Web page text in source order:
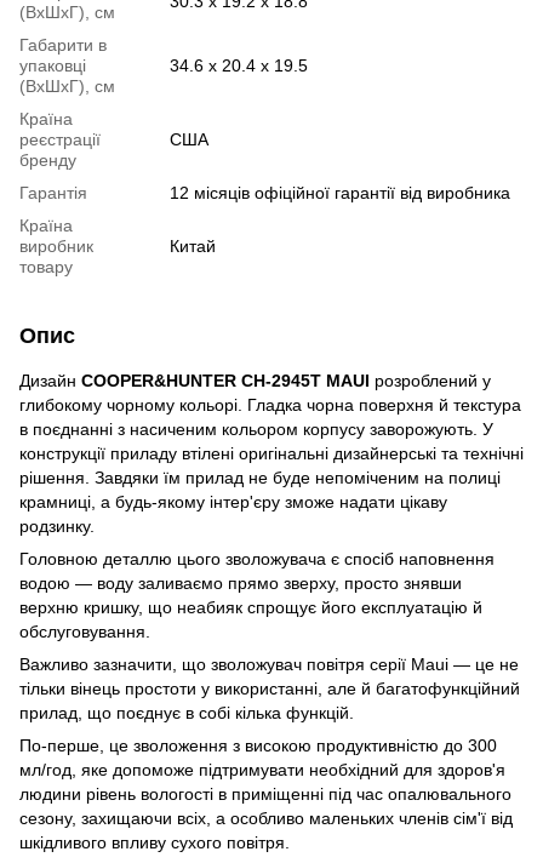
(ВхШхГ), см
Габарити в
упаковці
(ВхШхГ), см
34.6 х 20.4 х 19.5
Країна
реєстрації
бренду
США
Гарантія
12 місяців офіційної гарантії від виробника
Країна
виробник
товару
Китай
Опис
Дизайн COOPER&HUNTER CH-2945T MAUI розроблений у
глибокому чорному кольорі. Гладка чорна поверхня й текстура
в поєднанні з насиченим кольором корпусу заворожують. У
конструкції приладу втілені оригінальні дизайнерські та технічні
рішення. Завдяки їм прилад не буде непоміченим на полиці
крамниці, а будь-якому інтер'єру зможе надати цікаву
родзинку.
Головною деталлю цього зволожувача є спосіб наповнення
водою — воду заливаємо прямо зверху, просто знявши
верхню кришку, що неабияк спрощує його експлуатацію й
обслуговування.
Важливо зазначити, що зволожувач повітря серії Maui — це не
тільки вінець простоти у використанні, але й багатофункційний
прилад, що поєднує в собі кілька функцій.
По-перше, це зволоження з високою продуктивністю до 300
мл/год, яке допоможе підтримувати необхідний для здоров'я
людини рівень вологості в приміщенні під час опалювального
сезону, захищаючи всіх, а особливо маленьких членів сім'ї від
шкідливого впливу сухого повітря.